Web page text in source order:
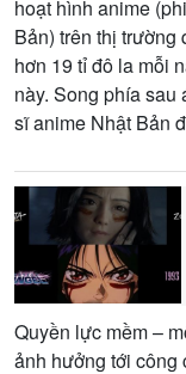
hoạt hình anime
Bản) trên thị trường
hơn 19 tỉ đô la mỗi
này. Song phía
sĩ anime Nhật Bản
Quyền lực mềm –
ảnh hưởng tới công